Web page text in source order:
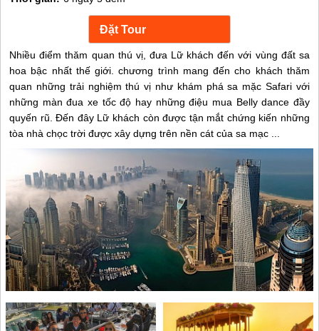
Nhiều điểm thăm quan thú vị, đưa Lữ khách đến với vùng đất sa
hoa bậc nhất thế giới. chương trình mang đến cho khách thăm
quan những trải nghiệm thú vị như khám phá sa mặc Safari với
những màn đua xe tốc độ hay những điệu mua Belly dance đầy
quyến rũ. Đến đây Lữ khách còn được tận mắt chứng kiến những
tòa nhà chọc trời được xây dựng trên nền cát của sa mạc ...